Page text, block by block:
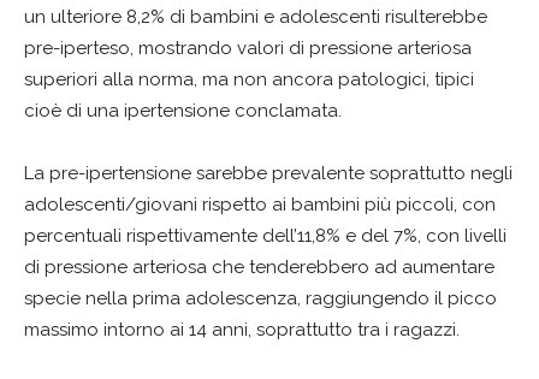
un ulteriore 8,2% di bambini e adolescenti risulterebbe
pre-iperteso, mostrando valori di pressione arteriosa
superiori alla norma, ma non ancora patologici, tipici
cioè di una ipertensione conclamata.
La pre-ipertensione sarebbe prevalente soprattutto negli
adolescenti/giovani rispetto ai bambini più piccoli, con
percentuali rispettivamente dell’11,8% e del 7%, con livelli
di pressione arteriosa che tenderebbero ad aumentare
specie nella prima adolescenza, raggiungendo il picco
massimo intorno ai 14 anni, soprattutto tra i ragazzi.